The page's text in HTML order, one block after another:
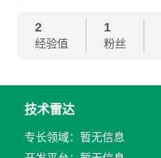
2
经验值
1
粉丝
技术雷达
专长领域：暂无信息